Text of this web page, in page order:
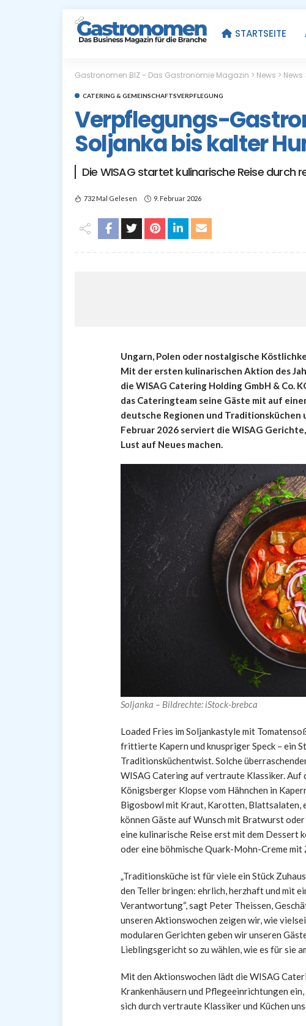
STARTSEITE
Gastronomen BIZ - Das Gastronomie Magazin > News > News
CATERING & GEMEINSCHAFTSVERPFLEGUNG
Verpflegungs-
Soljanka bis kalter
Die WISAG startet kulinarische Reise durch
732 Mal Gelesen 9. Februar 2026
Ungarn, Polen oder nostalgische
Mit der ersten kulinarischen Aktion des
die WISAG Catering Holding GmbH & Co.
das Cateringteam seine Gäste mit auf
deutsche Regionen und Traditionsküchen
Februar 2026 serviert die WISAG
Lust auf Neues machen.
Soljanka – Bildrechte: iStock-brebca
Loaded Fries im Soljankastyle mit
frittierte Kapern und knuspriger Speck – ein
Traditionsküchentwist. Solche
WISAG Catering auf vertraute Klassiker. Auf
Königsberger Klopse vom Hähnchen in
Bigosbowl mit Kraut, Karotten, Blattsalaten,
können Gäste auf Wunsch mit Bratwurst
eine kulinarische Reise erst mit dem Dessert
oder eine böhmische Quark-Mohn-Creme
„Traditionsküche ist für viele ein Stück
den Teller bringen: ehrlich, herzhaft und mit
Verantwortung“, sagt Peter Theissen,
unseren Aktionswochen zeigen wir, wie
modularen Gerichten geben wir unseren
Lieblingsgericht so zu wählen, wie es für sie
Mit den Aktionswochen lädt die WISAG
Krankenhäusern und Pflegeeinrichtungen
sich durch vertraute Klassiker und Küchen